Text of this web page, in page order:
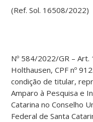
(Ref. Sol. 16508/2022)
Nº 584/2022/GR – Art.
Holthausen, CPF nº
condição de titular,
Amparo à Pesquisa e
Catarina no Conselho
Federal de Santa